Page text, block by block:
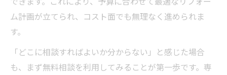
ム計画が立てられ、コスト面でも無理なく進められま
す。
「どこに相談すればよいか分からない」と感じた場合
も、まず無料相談を利用してみることが第一歩です。専